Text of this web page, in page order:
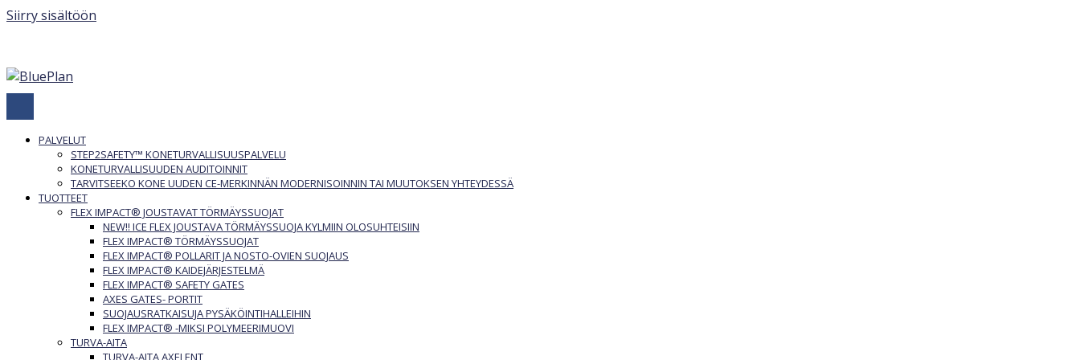
Siirry sisältöön
PALVELUT
STEP2SAFETY™ KONETURVALLISUUSPALVELU
KONETURVALLISUUDEN AUDITOINNIT
TARVITSEEKO KONE UUDEN CE-MERKINNÄN MODERNISOINNIN TAI MUUTOKSEN YHTEYDESSÄ
TUOTTEET
FLEX IMPACT® JOUSTAVAT TÖRMÄYSSUOJAT
NEW!! ICE FLEX JOUSTAVA TÖRMÄYSSUOJA KYLMIIN OLOSUHTEISIIN
FLEX IMPACT® TÖRMÄYSSUOJAT
FLEX IMPACT® POLLARIT JA NOSTO-OVIEN SUOJAUS
FLEX IMPACT® KAIDEJÄRJESTELMÄ
FLEX IMPACT® SAFETY GATES
AXES GATES- PORTIT
SUOJAUSRATKAISUJA PYSÄKÖINTIHALLEIHIN
FLEX IMPACT® -MIKSI POLYMEERIMUOVI
TURVA-AITA
TURVA-AITA AXELENT